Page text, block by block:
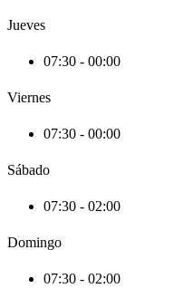
Jueves
07:30 - 00:00
Viernes
07:30 - 00:00
Sábado
07:30 - 02:00
Domingo
07:30 - 02:00